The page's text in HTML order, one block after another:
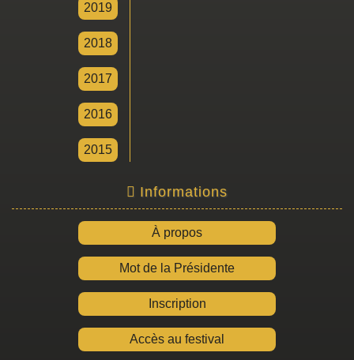
2019
2018
2017
2016
2015
Informations
À propos
Mot de la Présidente
Inscription
Accès au festival